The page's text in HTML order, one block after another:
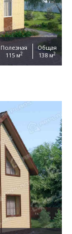
Полезная
115 м2
Общая
138 м2